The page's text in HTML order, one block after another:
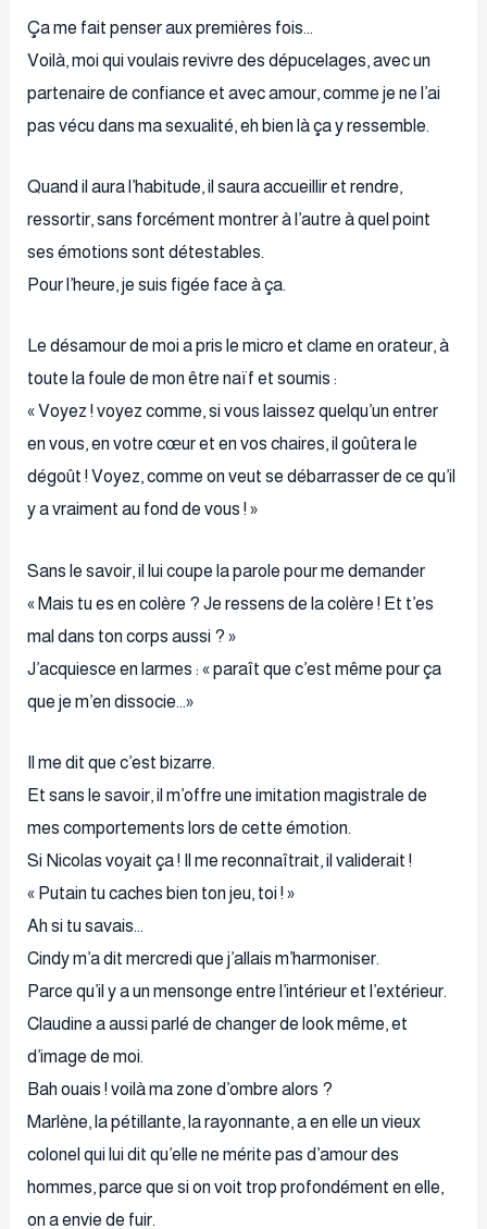
Ça me fait penser aux premières fois…
Voilà, moi qui voulais revivre des dépucelages, avec un
partenaire de confiance et avec amour, comme je ne l’ai
pas vécu dans ma sexualité, eh bien là ça y ressemble.
Quand il aura l’habitude, il saura accueillir et rendre,
ressortir, sans forcément montrer à l’autre à quel point
ses émotions sont détestables.
Pour l’heure, je suis figée face à ça.
Le désamour de moi a pris le micro et clame en orateur, à
toute la foule de mon être naïf et soumis :
« Voyez ! voyez comme, si vous laissez quelqu’un entrer
en vous, en votre cœur et en vos chaires, il goûtera le
dégoût ! Voyez, comme on veut se débarrasser de ce qu’il
y a vraiment au fond de vous ! »
Sans le savoir, il lui coupe la parole pour me demander
« Mais tu es en colère ? Je ressens de la colère ! Et t’es
mal dans ton corps aussi ? »
J’acquiesce en larmes : « paraît que c’est même pour ça
que je m’en dissocie…»
Il me dit que c’est bizarre.
Et sans le savoir, il m’offre une imitation magistrale de
mes comportements lors de cette émotion.
Si Nicolas voyait ça ! Il me reconnaîtrait, il validerait !
« Putain tu caches bien ton jeu, toi ! »
Ah si tu savais…
Cindy m’a dit mercredi que j’allais m’harmoniser.
Parce qu’il y a un mensonge entre l’intérieur et l’extérieur.
Claudine a aussi parlé de changer de look même, et
d’image de moi.
Bah ouais ! voilà ma zone d’ombre alors ?
Marlène, la pétillante, la rayonnante, a en elle un vieux
colonel qui lui dit qu’elle ne mérite pas d’amour des
hommes, parce que si on voit trop profondément en elle,
on a envie de fuir.